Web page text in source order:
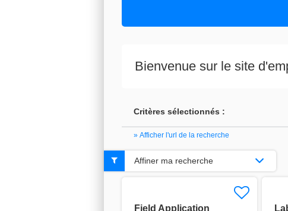
Bienvenue sur le site
Critères sélectionnés :
» Afficher l'url de la recherche
Field Application
Affiner ma recherche